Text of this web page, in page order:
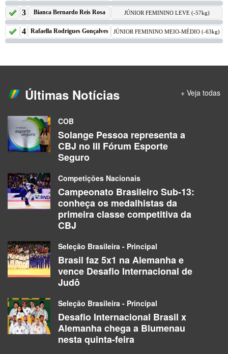
Últimas Notícias + Veja todas
COB
Solange Pessoa representa a
CBJ no III Fórum Esporte
Seguro
Competições Nacionais
Campeonato Brasileiro Sub-13:
conheça os medalhistas da
primeira classe competitiva da
CBJ
Seleção Brasileira - Principal
Brasil faz 5x1 na Alemanha e
vence Desafio Internacional de
Judô
Seleção Brasileira - Principal
Desafio Internacional Brasil x
Alemanha chega a Blumenau
nesta quinta-feira